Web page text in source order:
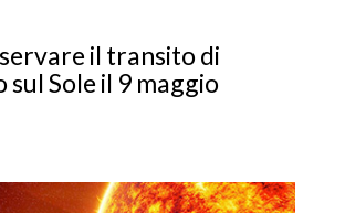
il transito di
Sole il 9 maggio